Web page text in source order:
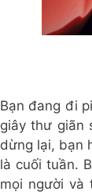
Bạn đang đi
giây thư giãn
dừng lại, bạn
là cuối tuần.
mọi người